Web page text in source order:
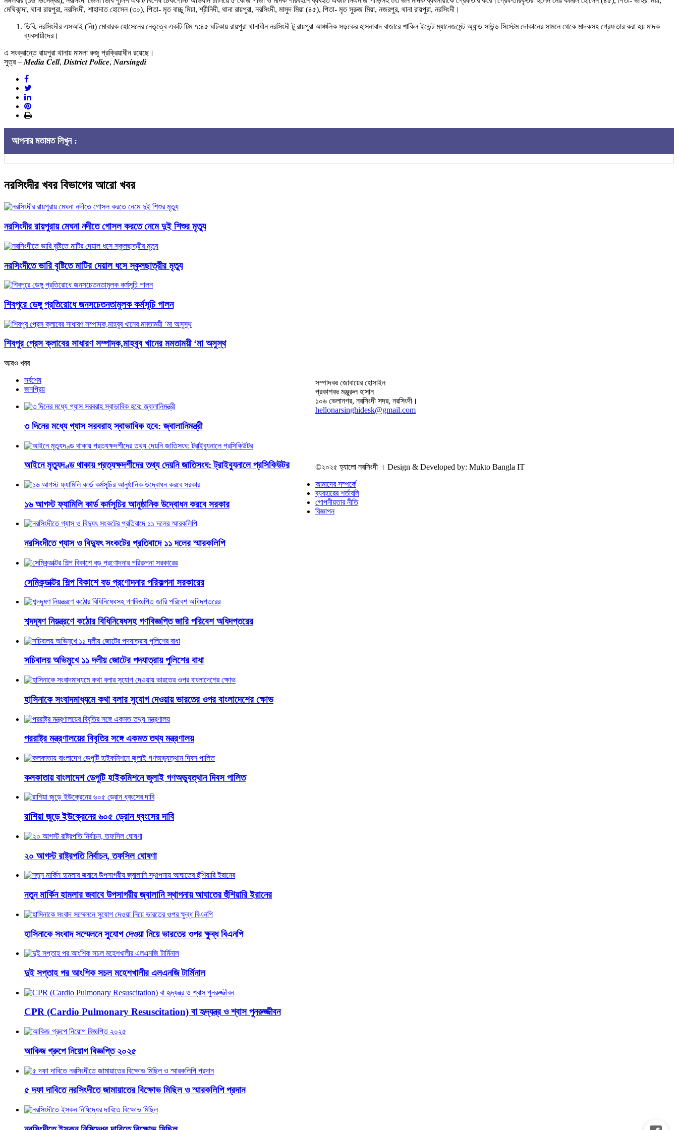
মেথিকান্দা, থানা রায়পুরা, নরসিংদী, শাহাদাত হোসেন (৩০), পিতা- মৃত বাচ্চু মিয়া, শ্রীনিদী, থানা রায়পুরা, নরসিংদী, মাসুদ মিয়া (৪৫), পিতা- মৃত সুরুজ মিয়া, নজরপুর, থানা রায়পুরা, নরসিংদী।
ডিবি, নরসিংদীর এসআই (নিঃ) মোবারক হোসেনের নেতৃত্বে একটি টিম ৭:৪৫ ঘটিকায় রায়পুরা থানাধীন নরসিংদী টু রায়পুরা আঞ্চলিক সড়কের হাসনাবাদ বাজারে শাকিল ইভেন্ট ম্যানেজমেন্ট অ্যান্ড সাউন্ড সিস্টেম দোকানের সামনে থেকে মাদকসহ গ্রেফতার করা হয় মাদক
ব্যবসায়ীদের।
এ সংক্রান্তে রায়পুরা থানায় মামলা রুজু প্রক্রিয়াধীন রয়েছে।
সুত্র – 𝑴𝒆𝒅𝒊𝒂 𝑪𝒆𝒍𝒍, 𝑫𝒊𝒔𝒕𝒓𝒊𝒄𝒕 𝑷𝒐𝒍𝒊𝒄𝒆, 𝑵𝒂𝒓𝒔𝒊𝒏𝒈𝒅𝒊
আপনার মতামত লিখুন :
নরসিংদীর খবর বিভাগের আরো খবর
নরসিংদীর রায়পুরায় মেঘনা নদীতে গোসল করতে নেমে দুই শিশুর মৃত্যু
নরসিংদীতে ভারি বৃষ্টিতে মাটির দেয়াল ধসে স্কুলছাত্রীর মৃত্যু
শিবপুরে ডেঙ্গু প্রতিরোধে জনসচেতনতামুলক কর্মসূচি পালন
শিবপুর প্রেস ক্লাবের সাধারণ সম্পাদক,মাহবুব খানের মমতাময়ী ‘মা অসুস্থ
আরও খবর
সর্বশেষ
জনপ্রিয়
৩ দিনের মধ্যে গ্যাস সরবরাহ স্বাভাবিক হবে: জ্বালানিমন্ত্রী
আইনে মৃত্যুদণ্ড থাকায় প্রত্যক্ষদর্শীদের তথ্য দেয়নি জাতিসংঘ: ট্রাইব্যুনালে প্রসিকিউটর
১৬ আগস্ট ফ্যামিলি কার্ড কর্মসূচির আনুষ্ঠানিক উদ্বোধন করবে সরকার
নরসিংদীতে গ্যাস ও বিদ্যুৎ সংকটের প্রতিবাদে ১১ দলের স্মারকলিপি
সেমিকন্ডাক্টর শিল্প বিকাশে বড় প্রণোদনার পরিকল্পনা সরকারের
শব্দদূষণ নিয়ন্ত্রণে কঠোর বিধিনিষেধসহ গণবিজ্ঞপ্তি জারি পরিবেশ অধিদপ্তরের
সচিবালয় অভিমুখে ১১ দলীয় জোটের পদযাত্রায় পুলিশের বাধা
হাসিনাকে সংবাদমাধ্যমে কথা বলার সুযোগ দেওয়ায় ভারতের ওপর বাংলাদেশের ক্ষোভ
পররাষ্ট্র মন্ত্রণালয়ের বিবৃতির সঙ্গে একমত তথ্য মন্ত্রণালয়
কলকাতায় বাংলাদেশ ডেপুটি হাইকমিশনে জুলাই গণঅভ্যুত্থান দিবস পালিত
রাশিয়া জুড়ে ইউক্রেনের ৬০৫ ড্রোন ধ্বংসের দাবি
২০ আগস্ট রাষ্ট্রপতি নির্বাচন, তফসিল ঘোষণা
নতুন মার্কিন হামলার জবাবে উপসাগরীয় জ্বালানি স্থাপনায় আঘাতের হুঁশিয়ারি ইরানের
হাসিনাকে সংবাদ সম্মেলনে সুযোগ দেওয়া নিয়ে ভারতের ওপর ক্ষুব্ধ বিএনপি
দুই সপ্তাহ পর আংশিক সচল মহেশখালীর এলএনজি টার্মিনাল
CPR (Cardio Pulmonary Resuscitation) বা হৃদ্‌যন্ত্র ও শ্বাস পুনরুজ্জীবন
আকিজ গ্রুপে নিয়োগ বিজ্ঞপ্তি ২০২৫
৫ দফা দাবিতে নরসিংদীতে জামায়াতের বিক্ষোভ মিছিল ও স্মারকলিপি প্রদান
সম্পাদকঃ জোবায়ের হোসাইন
প্রকাশকঃ মঞ্জুরুল হাসান
১০৬ ভেলানগর, নরসিংদী সদর, নরসিংদী।
hellonarsinghidesk@gmail.com
©২০২৫ হ্যালো নরসিংদী । Design & Developed by: Mukto Bangla IT
আমাদের সম্পর্কে
ব্যবহারের শর্তাবলি
গোপনীয়তার নীতি
বিজ্ঞাপন